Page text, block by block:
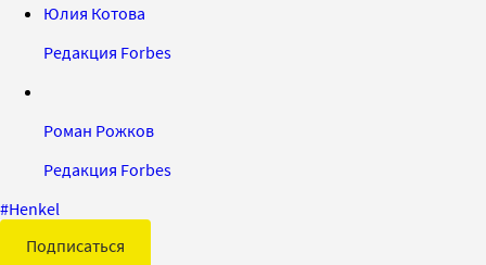
Юлия Котова
Редакция Forbes
Роман Рожков
Редакция Forbes
#Henkel
Подписаться